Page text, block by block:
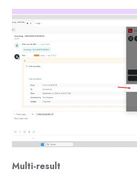
Multi-result